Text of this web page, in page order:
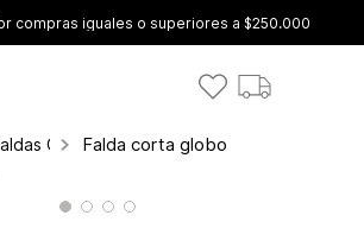
compras iguales o superiores a $250.000
CortasFalda corta globo